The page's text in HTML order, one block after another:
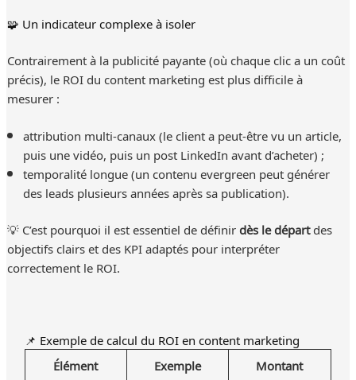
🧩 Un indicateur complexe à isoler
Contrairement à la publicité payante (où chaque clic a un coût
précis), le ROI du content marketing est plus difficile à
mesurer :
attribution multi-canaux (le client a peut-être vu un article,
puis une vidéo, puis un post LinkedIn avant d’acheter) ;
temporalité longue (un contenu evergreen peut générer
des leads plusieurs années après sa publication).
💡 C’est pourquoi il est essentiel de définirdès le départdes
objectifs clairs et des KPI adaptés pour interpréter
correctement le ROI.
📌 Exemple de calcul du ROI en content marketing
Élément
Exemple Montant